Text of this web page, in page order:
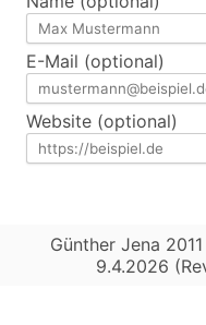
E-Mail (optional)
Website (optional)
Günther Jena
9.4.2026